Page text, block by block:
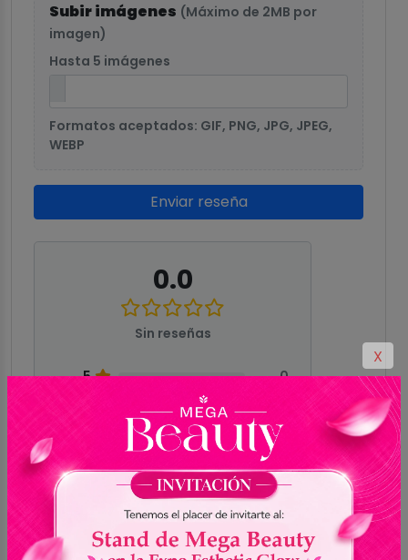
Subir imágenes (Máximo de 2MB por
imagen)
Hasta 5 imágenes
Formatos aceptados: GIF, PNG, JPG, JPEG,
WEBP
Enviar reseña
0.0
Sin reseñas
5
0
0
X